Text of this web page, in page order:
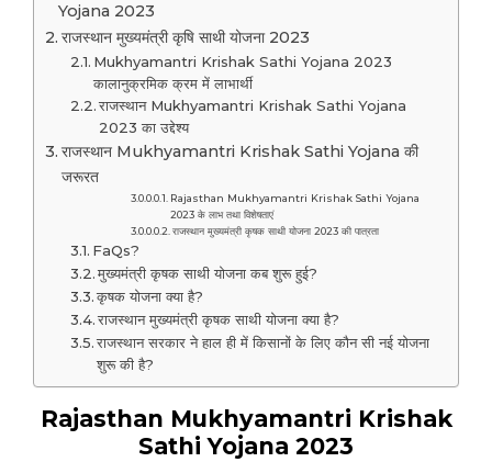
Yojana 2023
राजस्थान मुख्यमंत्री कृषि साथी योजना 2023
Mukhyamantri Krishak Sathi Yojana 2023
कालानुक्रमिक क्रम में लाभार्थी
राजस्थान Mukhyamantri Krishak Sathi Yojana
2023 का उद्देश्य
राजस्थान Mukhyamantri Krishak Sathi Yojana की
जरूरत
Rajasthan Mukhyamantri Krishak Sathi Yojana
2023 के लाभ तथा विशेषताएं
राजस्थान मुख्यमंत्री कृषक साथी योजना 2023 की पात्रता
FaQs?
मुख्यमंत्री कृषक साथी योजना कब शुरू हुई?
कृषक योजना क्या है?
राजस्थान मुख्यमंत्री कृषक साथी योजना क्या है?
राजस्थान सरकार ने हाल ही में किसानों के लिए कौन सी नई योजना
शुरू की है?
Rajasthan Mukhyamantri Krishak
Sathi Yojana 2023